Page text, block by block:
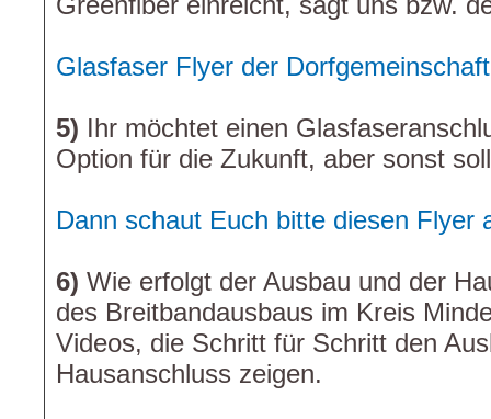
Glasfaser Flyer der Dorfgemeinschaft
5) Ihr möchtet einen
Option für die Zukunft, aber sonst
Dann schaut Euch bitte diesen Flyer
6) Wie erfolgt der Ausbau und der
des Breitbandausbaus im Kreis
Videos, die Schritt für Schritt den
Hausanschluss zeigen.